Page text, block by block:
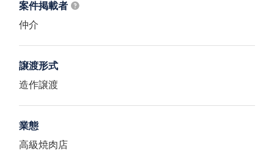
案件掲載者
仲介
譲渡形式
造作譲渡
業態
高級焼肉店